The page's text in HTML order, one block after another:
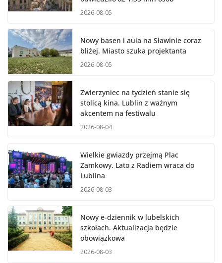
2026-08-05
Nowy basen i aula na Sławinie coraz
bliżej. Miasto szuka projektanta
2026-08-05
Zwierzyniec na tydzień stanie się
stolicą kina. Lublin z ważnym
akcentem na festiwalu
2026-08-04
Wielkie gwiazdy przejmą Plac
Zamkowy. Lato z Radiem wraca do
Lublina
2026-08-03
Nowy e-dziennik w lubelskich
szkołach. Aktualizacja będzie
obowiązkowa
2026-08-03